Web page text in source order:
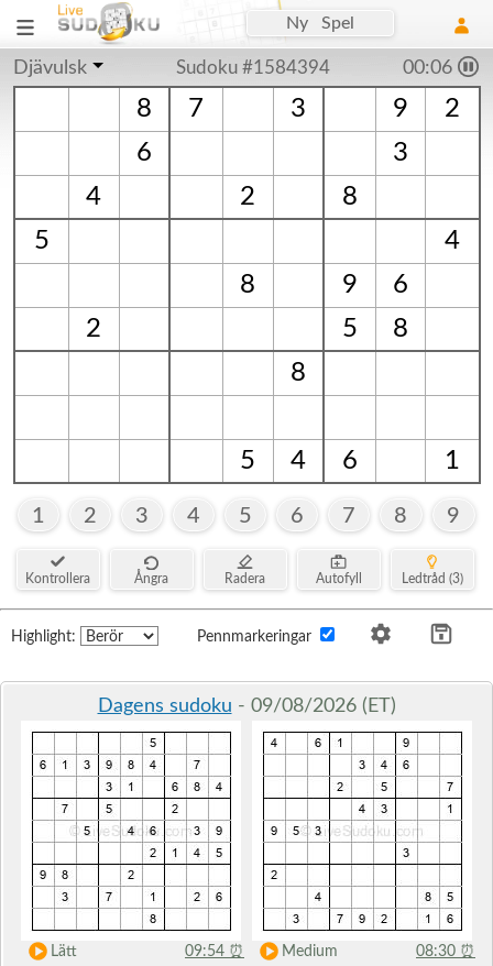
Ny Spel
Djävulsk Sudoku #1584394 00:06
8 7 3 9
2
6
3
4
2
8
5
4
8
9
6
2
5
8
8
5 4 6 1
1 2 3 4 5 6 7 8 9
Kontrollera Ångra Radera Autofyll Ledtråd (3)
Highlight: Pennmarkeringar
Dagens sudoku - 09/08/2026 (ET)
Lätt 09:54 ⏰ Medium 08:30 ⏰